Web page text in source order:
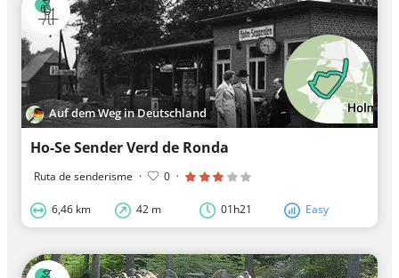
Auf dem Weg in Deutschland
Ho-Se Sender Verd de Ronda
Ruta de senderisme · 0 ·
6,46 km 42 m 01h21 Easy